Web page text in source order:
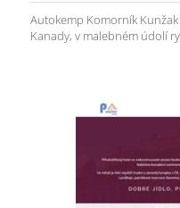
Autokemp Komorník
Kanady, v malebném údolí